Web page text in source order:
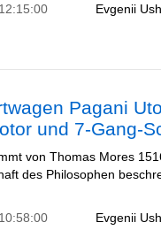
Evgenii
Pagani
und 7-Gang-
von Thomas Mores
des Philosophen
Evgenii